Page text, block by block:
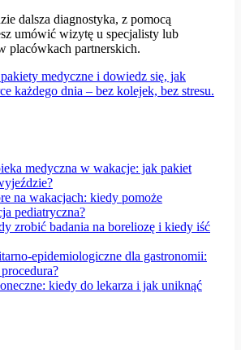
dalsza diagnostyka, z pomocą
umówić wizytę u specjalisty lub
placówkach partnerskich.
medyczne i dowiedz się, jak
każdego dnia – bez kolejek, bez stresu.
medyczna w wakacje: jak pakiet
na wakacjach: kiedy pomoże
pediatryczna?
zrobić badania na boreliozę i kiedy iść
epidemiologiczne dla gastronomii:
kiedy do lekarza i jak uniknąć